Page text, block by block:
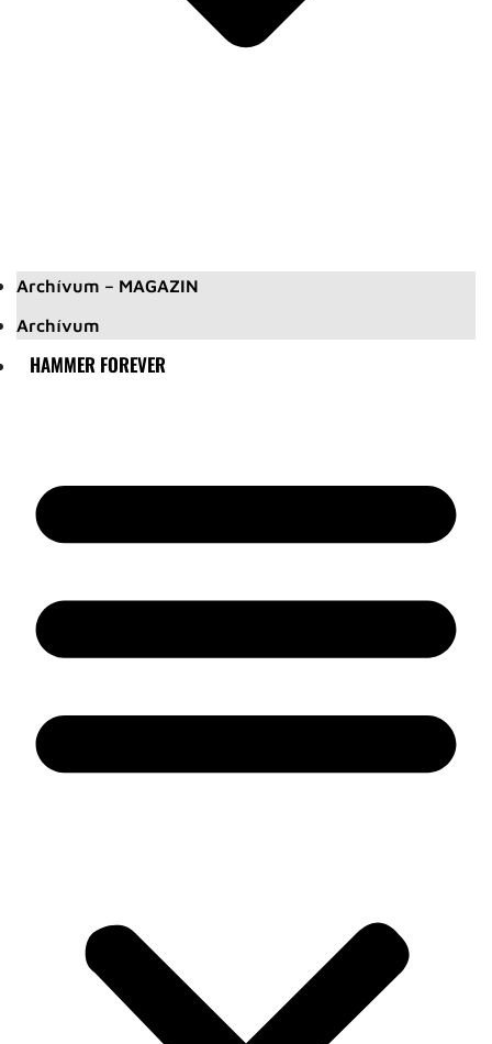
Archívum – MAGAZIN
Archívum
HAMMER FOREVER